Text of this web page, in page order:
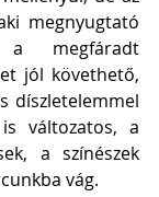
megnyugtató
a megfáradt
jól követhető,
díszletelemmel
változatos, a
a színészek
vág.